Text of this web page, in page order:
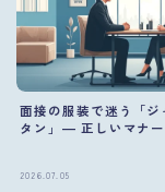
面接の服装で迷う「ジ
タン」― 正しいマナ
2026.07.05